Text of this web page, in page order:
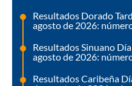
Resultados Dorado
agosto de 2026:
Resultados Sinuano
agosto de 2026:
Resultados Caribeña